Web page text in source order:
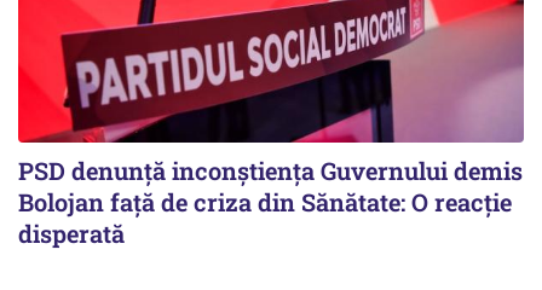
PSD denunță inconștiența Guvernului demis
Bolojan față de criza din Sănătate: O reacție
disperată